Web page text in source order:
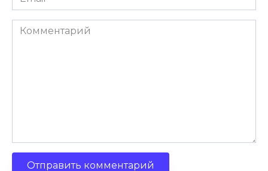
*
Комментарий